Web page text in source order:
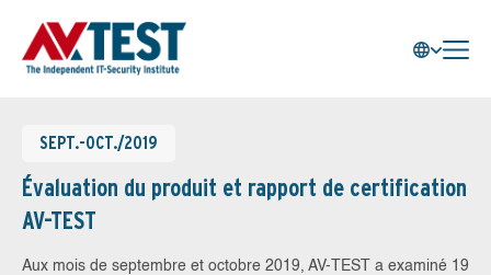
SEPT.-OCT./2019
Évaluation du produit et rapport de certification
AV-TEST
Aux mois de septembre et octobre 2019, AV-TEST a examiné 19